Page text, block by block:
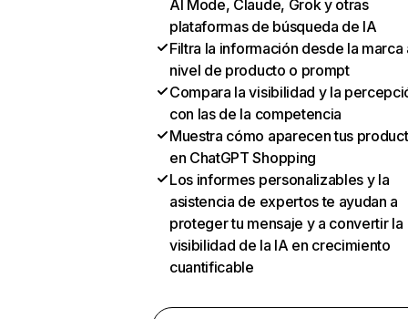
AI Mode, Claude, Grok y otras
plataformas de búsqueda de IA
Filtra la información desde la marca
nivel de producto o prompt
Compara la visibilidad y la
con las de la competencia
Muestra cómo aparecen tus
en ChatGPT Shopping
Los informes personalizables y la
asistencia de expertos te ayudan a
proteger tu mensaje y a convertir la
visibilidad de la IA en crecimiento
cuantificable